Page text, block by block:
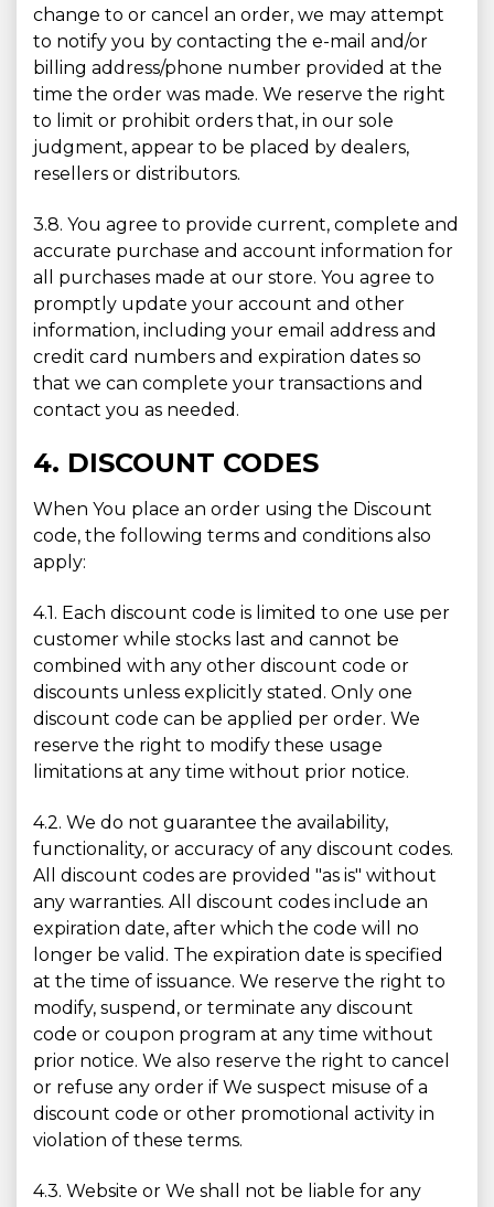
change to or cancel an order, we may attempt
to notify you by contacting the e-mail and/or
billing address/phone number provided at the
time the order was made. We reserve the right
to limit or prohibit orders that, in our sole
judgment, appear to be placed by dealers,
resellers or distributors.
3.8. You agree to provide current, complete and
accurate purchase and account information for
all purchases made at our store. You agree to
promptly update your account and other
information, including your email address and
credit card numbers and expiration dates so
that we can complete your transactions and
contact you as needed.
4. DISCOUNT CODES
When You place an order using the Discount
code, the following terms and conditions also
apply:
4.1. Each discount code is limited to one use per
customer while stocks last and cannot be
combined with any other discount code or
discounts unless explicitly stated. Only one
discount code can be applied per order. We
reserve the right to modify these usage
limitations at any time without prior notice.
4.2. We do not guarantee the availability,
functionality, or accuracy of any discount codes.
All discount codes are provided "as is" without
any warranties. All discount codes include an
expiration date, after which the code will no
longer be valid. The expiration date is specified
at the time of issuance. We reserve the right to
modify, suspend, or terminate any discount
code or coupon program at any time without
prior notice. We also reserve the right to cancel
or refuse any order if We suspect misuse of a
discount code or other promotional activity in
violation of these terms.
4.3. Website or We shall not be liable for any